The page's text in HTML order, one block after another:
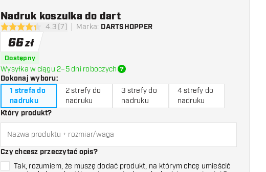
4.3 gwiazdki oceny
4.3 (7) Marka: DARTSHOPPER
Nadruk koszulka do dart
66zł
Dostępny
Wysyłka w ciągu 2–5 dni roboczych
Dokonaj wyboru:
1 strefa do
nadruku
2 strefy do
nadruku
3 strefy do
nadruku
4 strefy do
nadruku
Który produkt?
Czy chcesz przeczytać opis?
Tak, rozumiem, że muszę dodać produkt, na którym chcę umieścić